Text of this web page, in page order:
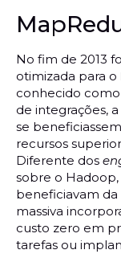
No fim de 2013
otimizada para o
conhecido como
de integrações,
se
recursos
Diferente dos
sobre o Hadoop,
beneficiavam da
massiva
custo zero em
tarefas ou